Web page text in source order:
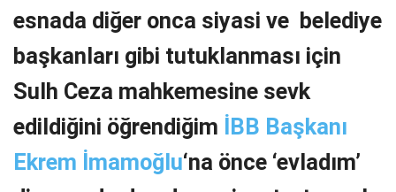
esnada diğer onca siyasi ve belediye
başkanları gibi tutuklanması için
Sulh Ceza mahkemesine sevk
edildiğini öğrendiğim İBB Başkanı
Ekrem İmamoğlu‘na önce ‘evladım’